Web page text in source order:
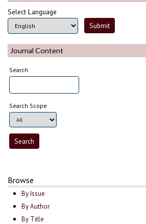
Select Language
Journal Content
Search
Search Scope
Browse
By Issue
By Author
By Title